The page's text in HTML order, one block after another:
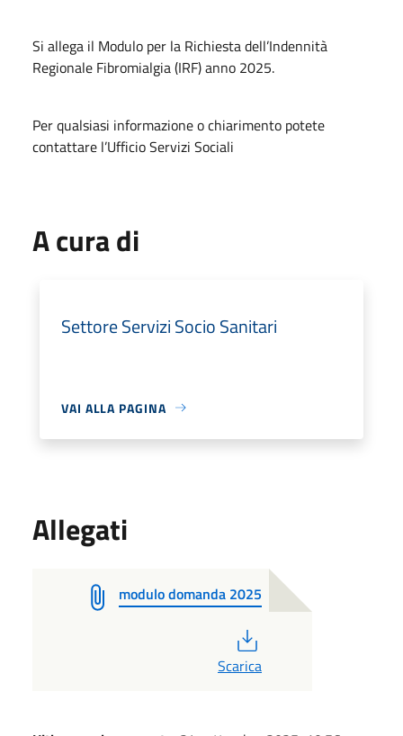
Si allega il Modulo per la Richiesta dell’Indennità
Regionale Fibromialgia (IRF) anno 2025.
Per qualsiasi informazione o chiarimento potete
contattare l’Ufficio Servizi Sociali
A cura di
Settore Servizi Socio Sanitari
VAI ALLA PAGINA
Allegati
modulo domanda 2025
Scarica